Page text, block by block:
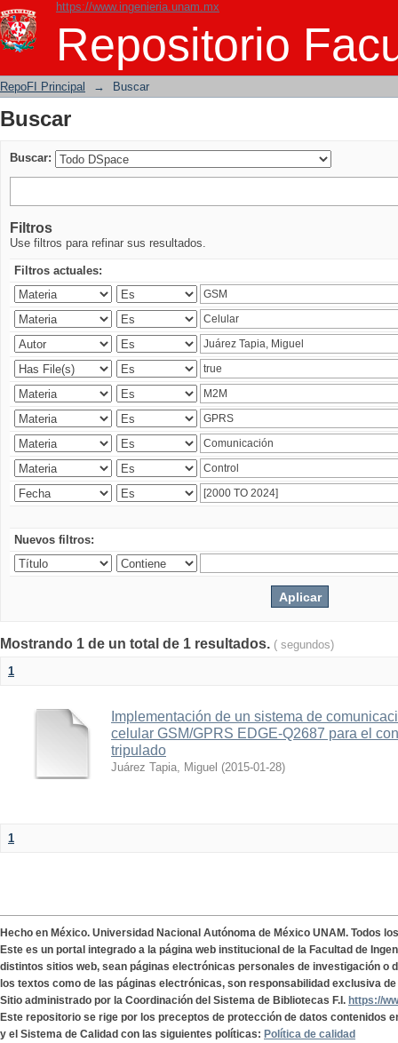
https://www.ingenieria.unam.mx
Repositorio
Buscar
RepoFI Principal → Buscar
Buscar
Buscar:
Filtros
Use filtros para refinar sus resultados.
Filtros actuales:
Nuevos filtros:
Mostrando 1 de un total de 1 resultados. ( segundos)
1
Implementación de un sistema de
celular GSM/GPRS EDGE-Q2687 para el
tripulado
Juárez Tapia, Miguel (2015-01-28)
1
Hecho en México. Universidad Nacional Autónoma de México UNAM. Todos
Este es un portal integrado a la página web institucional de la Facultad de
distintos sitios web, sean páginas electrónicas personales de investigación o
los textos como de las páginas electrónicas, son responsabilidad exclusiva
Sitio administrado por la Coordinación del Sistema de Bibliotecas F.I. https://
Este repositorio se rige por los preceptos de protección de datos contenidos
y el Sistema de Calidad con las siguientes políticas: Política de calidad